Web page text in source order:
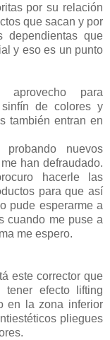
por su relación
que sacan y por
dependientas que
y eso es un punto
para
sinfín de colores y
también entran en
nuevos
han defraudado.
hacerle las
para que así
pude esperarme a
cuando me puse a
me espero.
este corrector que
efecto lifting
en la zona inferior
pliegues